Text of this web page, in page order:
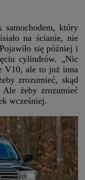
samochodem, który
na ścianie, nie
się później i
cylindrów. „Nic
V10, ale to już inna
zrozumieć, skąd
żeby zrozumieć
wcześniej.